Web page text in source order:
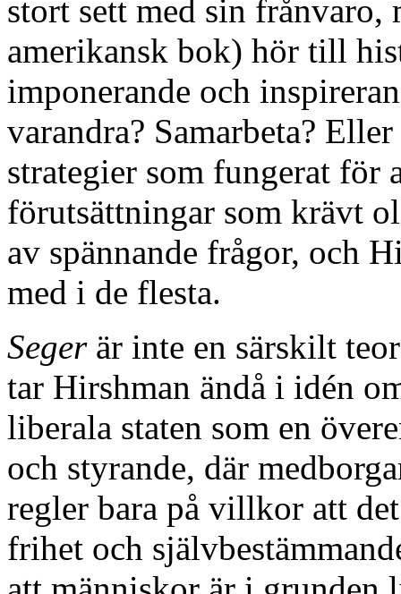
stort sett med sin frånvaro,
amerikansk bok) hör till
imponerande och
varandra? Samarbeta?
strategier som fungerat för
förutsättningar som krävt
av spännande frågor, och
med i de flesta.
Segerär inte en särskilt
tar Hirshman ändå i idén
liberala staten som en
och styrande, där
regler bara på villkor att
frihet och